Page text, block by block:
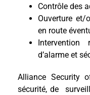
Contrôle des
Ouverture et/
en route
Intervention
d’alarme et
Alliance Security
sécurité, de